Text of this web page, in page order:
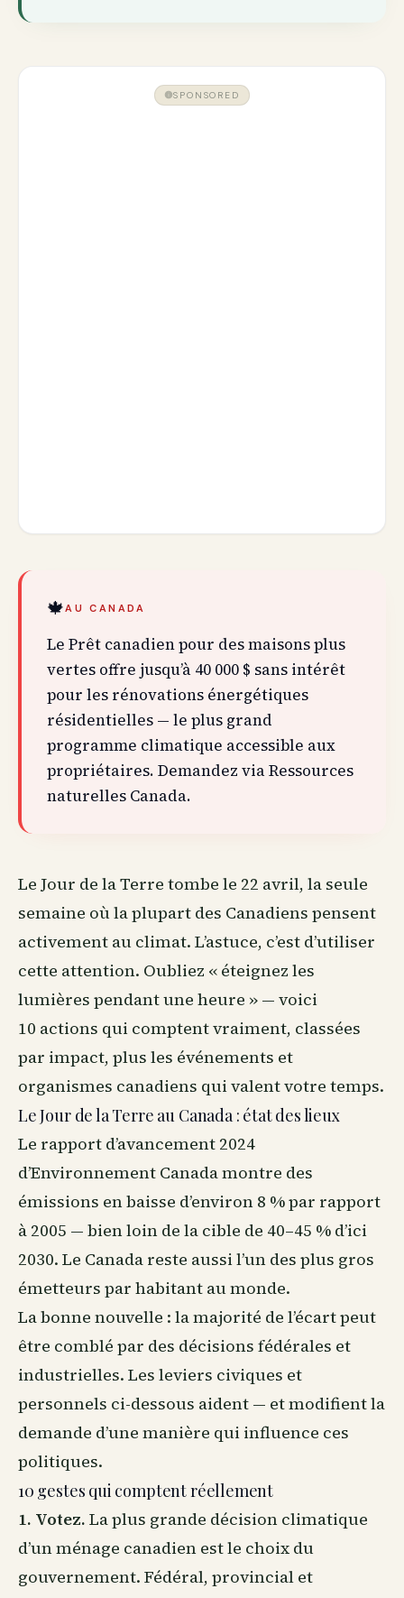
SPONSORED
🍁AU CANADA
Le Prêt canadien pour des maisons plus
vertes offre jusqu’à 40 000 $ sans intérêt
pour les rénovations énergétiques
résidentielles — le plus grand
programme climatique accessible aux
propriétaires. Demandez via Ressources
naturelles Canada.
Le Jour de la Terre tombe le 22 avril, la seule
semaine où la plupart des Canadiens pensent
activement au climat. L’astuce, c’est d’utiliser
cette attention. Oubliez « éteignez les
lumières pendant une heure » — voici
10 actions qui comptent vraiment, classées
par impact, plus les événements et
organismes canadiens qui valent votre temps.
Le Jour de la Terre au Canada : état des lieux
Le rapport d’avancement 2024
d’Environnement Canada montre des
émissions en baisse d’environ 8 % par rapport
à 2005 — bien loin de la cible de 40–45 % d’ici
2030. Le Canada reste aussi l’un des plus gros
émetteurs par habitant au monde.
La bonne nouvelle : la majorité de l’écart peut
être comblé par des décisions fédérales et
industrielles. Les leviers civiques et
personnels ci-dessous aident — et modifient la
demande d’une manière qui influence ces
politiques.
10 gestes qui comptent réellement
1. Votez. La plus grande décision climatique
d’un ménage canadien est le choix du
gouvernement. Fédéral, provincial et